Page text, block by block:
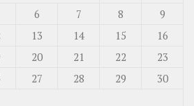
6 7 8
9
13 14 15
16
20 21 22
23
27 28 29
30